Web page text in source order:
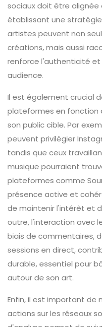
sociaux doit être alignée
établissant une
artistes peuvent non
créations, mais aussi
renforce l'authenticité et
audience.
Il est également crucial
plateformes en fonction
son public cible. Par
peuvent privilégier
tandis que ceux
musique pourraient
plateformes comme
présence active et
de maintenir l'intérêt et
outre, l'interaction avec
biais de commentaires,
sessions en direct,
durable, essentiel pour
autour de son art.
Enfin, il est important de
actions sur les réseaux